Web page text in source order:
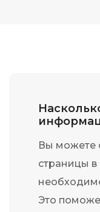
Вы можете
страницы
Это